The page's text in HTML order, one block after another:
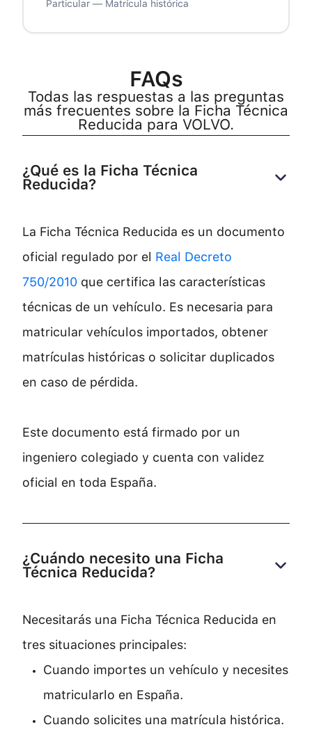
Particular — Matrícula histórica
FAQs
Todas las respuestas a las preguntas
más frecuentes sobre la Ficha Técnica
Reducida para VOLVO.
¿Qué es la Ficha Técnica
Reducida?
La Ficha Técnica Reducida es un documento
oficial regulado por el Real Decreto
750/2010 que certifica las características
técnicas de un vehículo. Es necesaria para
matricular vehículos importados, obtener
matrículas históricas o solicitar duplicados
en caso de pérdida.
Este documento está firmado por un
ingeniero colegiado y cuenta con validez
oficial en toda España.
¿Cuándo necesito una Ficha
Técnica Reducida?
Necesitarás una Ficha Técnica Reducida en
tres situaciones principales:
Cuando importes un vehículo y necesites
matricularlo en España.
Cuando solicites una matrícula histórica.